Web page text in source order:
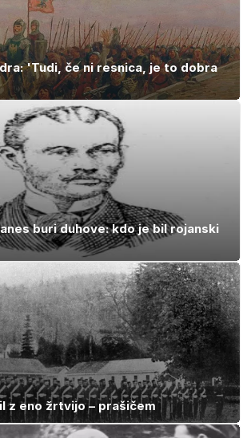
'Tudi, če ni resnica, je to dobra
buri duhove: kdo je bil rojanski
z eno žrtvijo – prašičem